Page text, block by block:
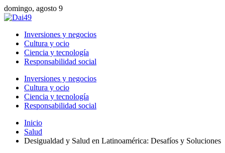
domingo, agosto 9
Inversiones y negocios
Cultura y ocio
Ciencia y tecnología
Responsabilidad social
Inversiones y negocios
Cultura y ocio
Ciencia y tecnología
Responsabilidad social
Inicio
Salud
Desigualdad y Salud en Latinoamérica: Desafíos y Soluciones